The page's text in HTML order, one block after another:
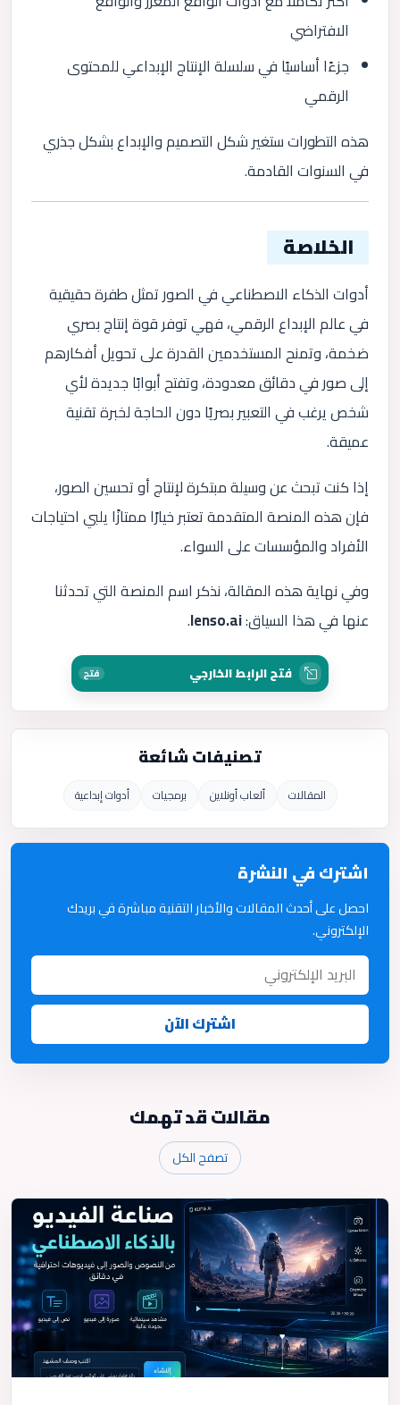
تصنيفات شائعة
المقالات ألعاب أونلاين برمجيات أدوات إبداعية
اشترك في النشرة
احصل على أحدث المقالات والأخبار التقنية مباشرة في بريدك
الإلكتروني.
اشترك الآن
الافتراضي
جزءًا أساسيًا في سلسلة الإنتاج الإبداعي للمحتوى
الرقمي
هذه التطورات ستغير شكل التصميم والإبداع بشكل جذري
في السنوات القادمة.
الخلاصة
أدوات الذكاء الاصطناعي في الصور تمثل طفرة حقيقية
في عالم الإبداع الرقمي، فهي توفر قوة إنتاج بصري
ضخمة، وتمنح المستخدمين القدرة على تحويل أفكارهم
إلى صور في دقائق معدودة، وتفتح أبوابًا جديدة لأي
شخص يرغب في التعبير بصريًا دون الحاجة لخبرة تقنية
عميقة.
إذا كنت تبحث عن وسيلة مبتكرة لإنتاج أو تحسين الصور،
فإن هذه المنصة المتقدمة تعتبر خيارًا ممتازًا يلبي احتياجات
الأفراد والمؤسسات على السواء.
وفي نهاية هذه المقالة، نذكر اسم المنصة التي تحدثنا
عنها في هذا السياق:lenso.ai
.
فتح الرابط الخارجي فتح
مقالات قد تهمك
تصفح الكل